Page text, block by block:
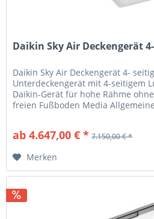
Daikin Sky Air Deckengerät
Daikin Sky Air Deckengerät 4-
Unterdeckengerät mit 4-seitigem
Daikin-Gerät für hohe Rähme
freien Fußboden Media
ab 4.647,00 € * 7.150,00 € *
Merken